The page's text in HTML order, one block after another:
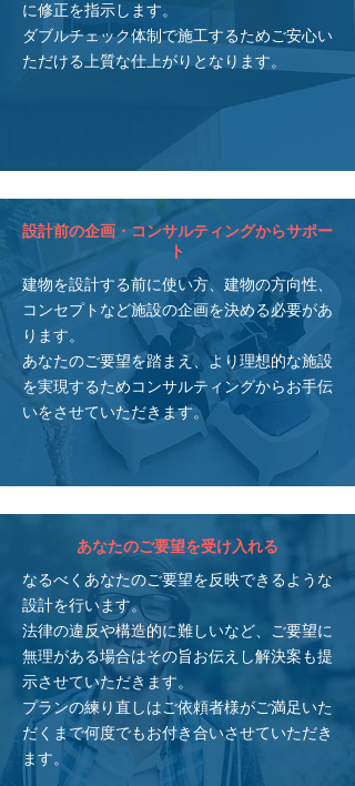
に修正を指示します。
ダブルチェック体制で施工するためご安心い
ただける上質な仕上がりとなります​。
設計前の企画・コンサルティングからサポー
ト
建物を設計する前に使い方、建物の方向性、
コンセプトなど施設の企画を決める必要があ
ります。
あなたのご要望を踏まえ、より理想的な施設
を実現するためコンサルティングからお手伝
いをさせていただきます。
あなたのご要望を受け入れる
なるべくあなたのご要望を反映できるような
設計を行います。
法律の違反や構造的に難しいなど、ご要望に
無理がある場合はその旨お伝えし解決案も提
示させていただきます。
​プランの練り直しはご依頼者様がご満足いた
だくまで何度でもお付き合いさせていただき
ます。